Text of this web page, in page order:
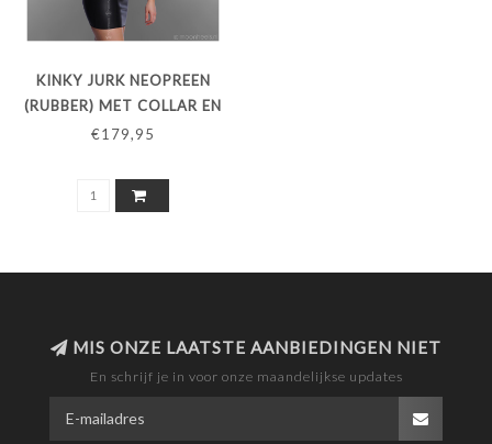
KINKY JURK NEOPREEN
(RUBBER) MET COLLAR EN
SENSATIONELE OPEN RUG
€179,95
MIS ONZE LAATSTE AANBIEDINGEN NIET
En schrijf je in voor onze maandelijkse updates